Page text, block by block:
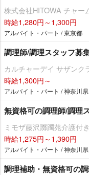
株式会社HITOWA チャー
時給1,280円～1,300円
アルバイト・パート / 東京都
調理師/調理スタッフ募
カルチャーデイ サザンク
時給1,300円～
アルバイト・パート / 神奈川県
無資格可の調理師/調理
ミモザ藤沢躑躅苑介護付
時給1,275円～1,390円
アルバイト・パート / 神奈川県
調理補助・無資格可の